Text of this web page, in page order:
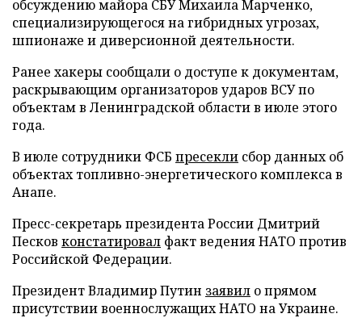
обсуждению майора СБУ Михаила Марченко,
специализирующегося на гибридных угрозах,
шпионаже и диверсионной деятельности.
Ранее хакеры сообщали о доступе к документам,
раскрывающим организаторов ударов ВСУ по
объектам в Ленинградской области в июле этого
года.
В июле сотрудники ФСБ пресекли сбор данных об
объектах топливно-энергетического комплекса в
Анапе.
Пресс-секретарь президента России Дмитрий
Песков констатировал факт ведения НАТО против
Российской Федерации.
Президент Владимир Путин заявил о прямом
присутствии военнослужащих НАТО на Украине.